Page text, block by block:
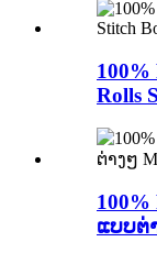
100%
Rolls
100%
ແບບຕ່